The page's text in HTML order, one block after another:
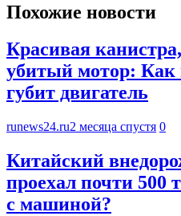
Похожие новости
Красивая
убитый мотор: Как
губит двигатель
runews24.ru2 месяца спустя 0
Китайский
проехал почти 500
с машиной?